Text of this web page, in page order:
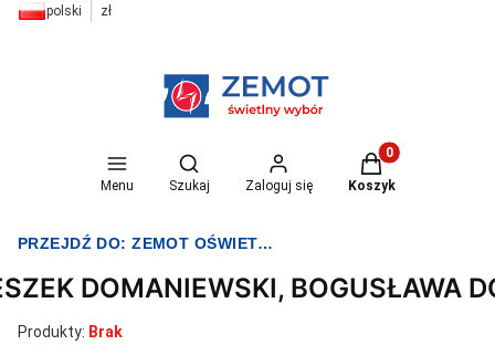
polski zł
Menu
Otwórz wyszukiwarkę
Szukaj Zaloguj się
Produkty w
Koszyk
PRZEJDŹ DO:ZEMOT OŚWIETLENIE I ELEKTRYKA
DOMANIEWSKI, BOGUSŁAWA
Produkty: Brak